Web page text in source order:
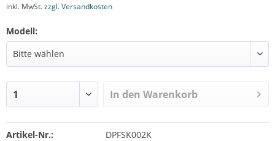
inkl. MwSt.zzgl. Versandkosten
Modell:
In den Warenkorb
Artikel-Nr.:
DPFSK002K